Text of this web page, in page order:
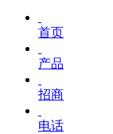
首页
产品
招商
电话